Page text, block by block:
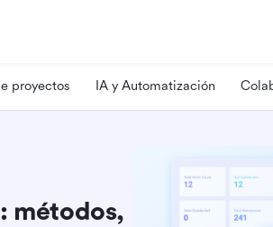
proyectos IA y Automatización
métodos,